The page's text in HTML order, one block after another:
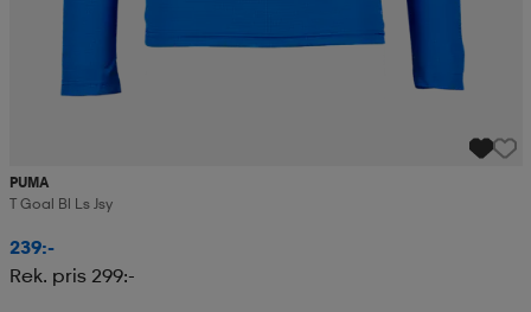
PUMA
T Goal Bl Ls Jsy
239:-
Rek. pris 299:-